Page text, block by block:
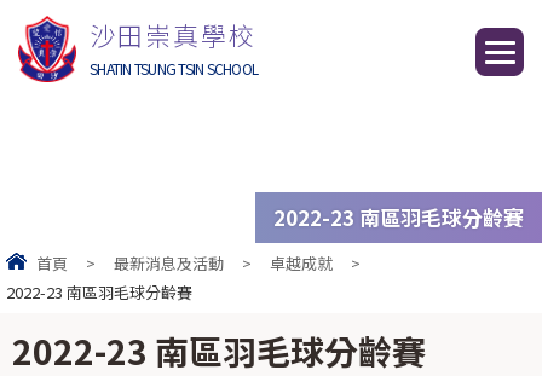
沙田崇真學校
SHATIN TSUNG TSIN SCHOOL
2022-23 南區羽毛球分齡賽
首頁 > 最新消息及活動 > 卓越成就
>
2022-23 南區羽毛球分齡賽
2022-23 南區羽毛球分齡賽